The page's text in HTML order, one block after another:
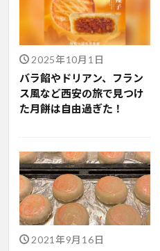
2025年10月1日
バラ餡やドリアン、フラン
ス風など西安の旅で見つけ
た月餅は自由過ぎた！
2021年9月16日